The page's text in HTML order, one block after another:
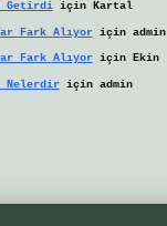
Getirdiiçin Kartal
Fark Alıyoriçin admin
Fark Alıyoriçin Ekin
Nelerdiriçin admin